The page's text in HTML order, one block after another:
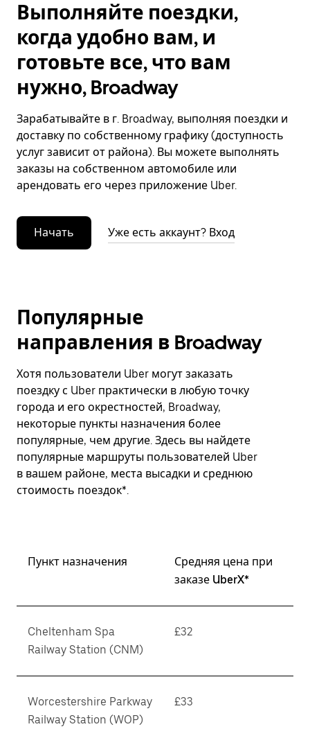
Выполняйте поездки,
когда удобно вам, и
готовьте все, что вам
нужно, Broadway
Зарабатывайте в г. Broadway, выполняя поездки и
доставку по собственному графику (доступность
услуг зависит от района). Вы можете выполнять
заказы на собственном автомобиле или
арендовать его через приложение Uber.
Начать Уже есть аккаунт? Вход
Популярные
направления в Broadway
Хотя пользователи Uber могут заказать
поездку с Uber практически в любую точку
города и его окрестностей, Broadway,
некоторые пункты назначения более
популярные, чем другие. Здесь вы найдете
популярные маршруты пользователей Uber
в вашем районе, места высадки и среднюю
стоимость поездок*.
Пункт назначения
Средняя цена при
заказе UberX*
Cheltenham Spa
Railway Station (CNM)
£32
Worcestershire Parkway
Railway Station (WOP)
£33